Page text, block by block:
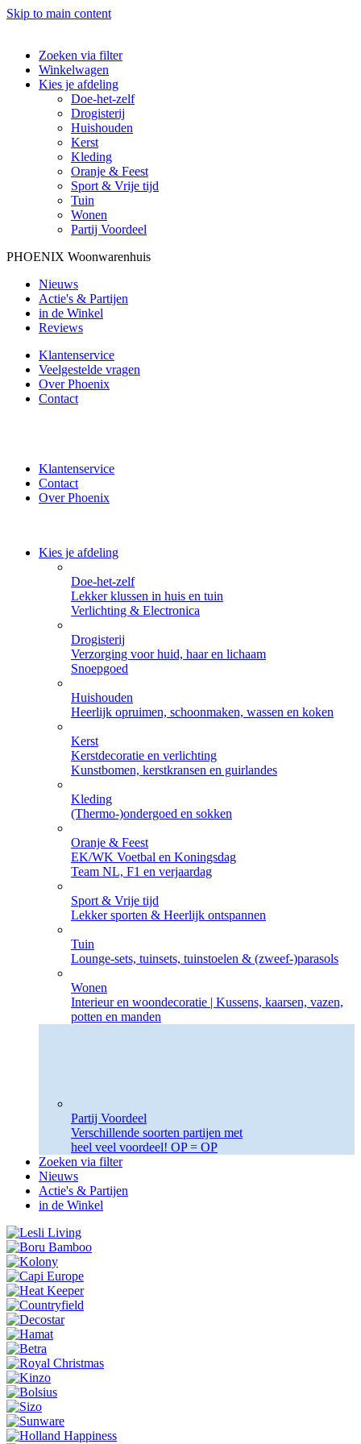
Skip to main content
Zoeken via filter
Winkelwagen
Kies je afdeling
Doe-het-zelf
Drogisterij
Huishouden
Kerst
Kleding
Oranje & Feest
Sport & Vrije tijd
Tuin
Wonen
Partij Voordeel
PHOENIX Woonwarenhuis
Nieuws
Actie's & Partijen
in de Winkel
Reviews
Klantenservice
Veelgestelde vragen
Over Phoenix
Contact
Klantenservice
Contact
Over Phoenix
Kies je afdeling
Doe-het-zelf
Lekker klussen in huis en tuin
Verlichting & Electronica
Drogisterij
Verzorging voor huid, haar en lichaam
Snoepgoed
Huishouden
Heerlijk opruimen, schoonmaken, wassen en koken
Kerst
Kerstdecoratie en verlichting
Kunstbomen, kerstkransen en guirlandes
Kleding
(Thermo-)ondergoed en sokken
Oranje & Feest
EK/WK Voetbal en Koningsdag
Team NL, F1 en verjaardag
Sport & Vrije tijd
Lekker sporten & Heerlijk ontspannen
Tuin
Lounge-sets, tuinsets, tuinstoelen & (zweef-)parasols
Wonen
Interieur en woondecoratie | Kussens, kaarsen, vazen,
potten en manden
Partij Voordeel
Verschillende soorten partijen met
heel veel voordeel! OP = OP
Zoeken via filter
Nieuws
Actie's & Partijen
in de Winkel